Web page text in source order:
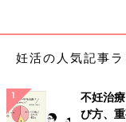
妊活の人気記事
不妊治
び方、